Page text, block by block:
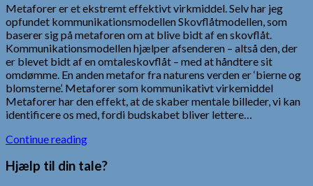
Metaforer er et ekstremt effektivt virkmiddel. Selv har jeg
opfundet kommunikationsmodellen Skovflåtmodellen, som
baserer sig på metaforen om at blive bidt af en skovflåt.
Kommunikationsmodellen hjælper afsenderen – altså den, der
er blevet bidt af en omtaleskovflåt – med at håndtere sit
omdømme. En anden metafor fra naturens verden er ‘bierne og
blomsterne’. Metaforer som kommunikativt virkemiddel
Metaforer har den effekt, at de skaber mentale billeder, vi kan
identificere os med, fordi budskabet bliver lettere…
Continue reading
Hjælp til din tale?